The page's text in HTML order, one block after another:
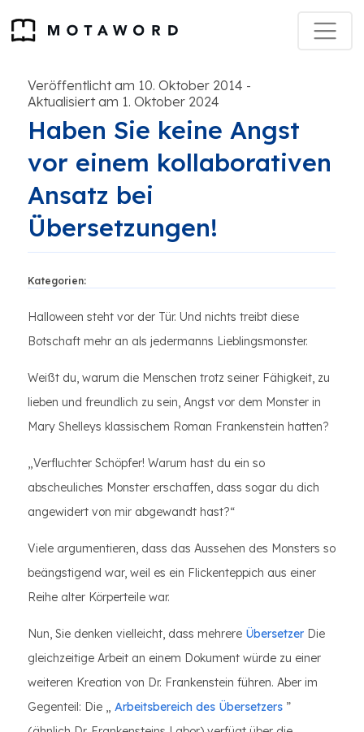
Veröffentlicht am 10. Oktober 2014 -
Aktualisiert am 1. Oktober 2024
Haben Sie keine Angst
vor einem kollaborativen
Ansatz bei
Übersetzungen!
Kategorien:
Halloween steht vor der Tür. Und nichts treibt diese
Botschaft mehr an als jedermanns Lieblingsmonster.
Weißt du, warum die Menschen trotz seiner Fähigkeit, zu
lieben und freundlich zu sein, Angst vor dem Monster in
Mary Shelleys klassischem Roman Frankenstein hatten?
„Verfluchter Schöpfer! Warum hast du ein so
abscheuliches Monster erschaffen, dass sogar du dich
angewidert von mir abgewandt hast?“
Viele argumentieren, dass das Aussehen des Monsters so
beängstigend war, weil es ein Flickenteppich aus einer
Reihe alter Körperteile war.
Nun, Sie denken vielleicht, dass mehrere Übersetzer Die
gleichzeitige Arbeit an einem Dokument würde zu einer
weiteren Kreation von Dr. Frankenstein führen. Aber im
Gegenteil: Die „ Arbeitsbereich des Übersetzers ”